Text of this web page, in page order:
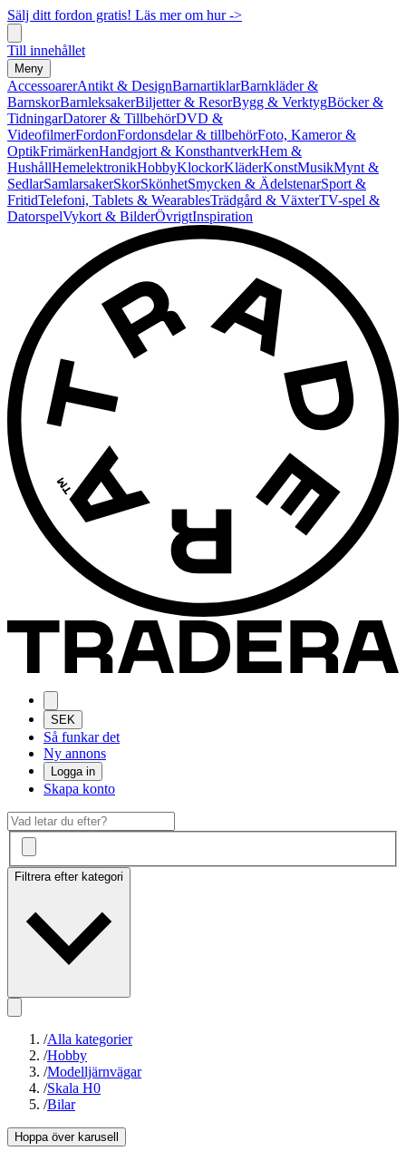
Sälj ditt fordon gratis! Läs mer om hur ->
Till innehållet
Meny
AccessoarerAntikt & DesignBarnartiklarBarnkläder &
BarnskorBarnleksakerBiljetter & ResorBygg & VerktygBöcker &
TidningarDatorer & TillbehörDVD &
VideofilmerFordonFordonsdelar & tillbehörFoto, Kameror &
OptikFrimärkenHandgjort & KonsthantverkHem &
HushållHemelektronikHobbyKlockorKläderKonstMusikMynt &
SedlarSamlarsakerSkorSkönhetSmycken & ÄdelstenarSport &
FritidTelefoni, Tablets & WearablesTrädgård & VäxterTV-spel &
DatorspelVykort & BilderÖvrigtInspiration
SEK
Så funkar det
Ny annons
Logga in
Skapa konto
Filtrera efter kategori
/Alla kategorier
/Hobby
/Modelljärnvägar
/Skala H0
/Bilar
Hoppa över karusell